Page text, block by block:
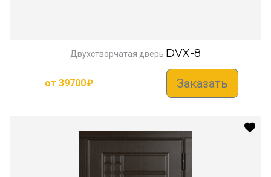
Двухстворчатая дверь DVX-8
от 39700₽ Заказать